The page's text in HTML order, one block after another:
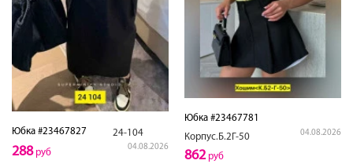
Юбка #23467827 24-104
04.08.2026
288руб
Юбка #23467781
Корпус.Б.2Г-50
04.08.2026
862руб